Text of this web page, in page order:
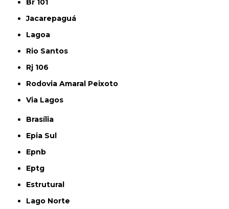
Br 101
Jacarepaguá
Lagoa
Rio Santos
Rj 106
Rodovia Amaral Peixoto
Via Lagos
Brasília
Epia Sul
Epnb
Eptg
Estrutural
Lago Norte